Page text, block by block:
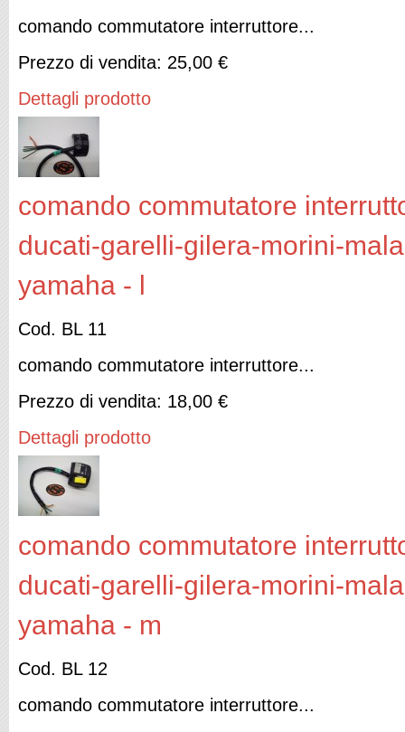
comando commutatore interruttore...
Prezzo di vendita: 25,00 €
Dettagli prodotto
comando commutatore
ducati-garelli-gilera-morini-
yamaha - l
Cod. BL 11
comando commutatore interruttore...
Prezzo di vendita: 18,00 €
Dettagli prodotto
comando commutatore
ducati-garelli-gilera-morini-
yamaha - m
Cod. BL 12
comando commutatore interruttore...